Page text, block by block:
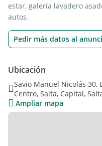
estar, galería lavadero
autos.
Pedir más datos al
Ubicación
Savio Manuel Nicolás 30,
Centro, Salta, Capital,
Ampliar mapa